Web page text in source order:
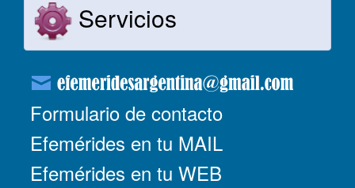
Servicios
Formulario de contacto
Efemérides en tu MAIL
Efemérides en tu WEB